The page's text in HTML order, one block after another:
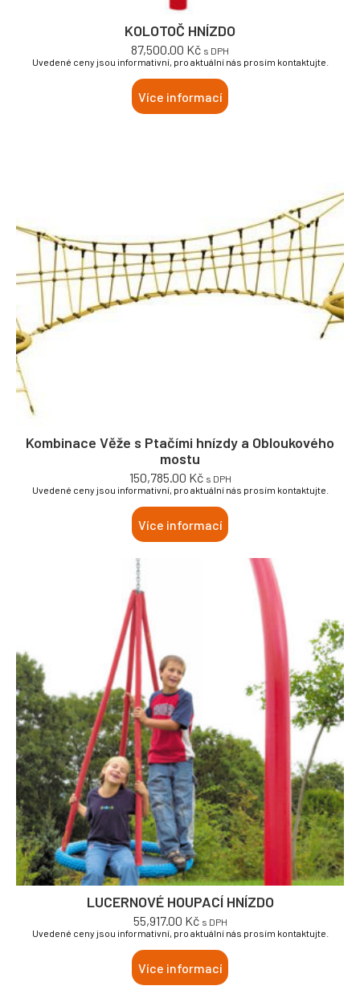
KOLOTOČ HNÍZDO
87,500.00 Kč s DPH
Uvedené ceny jsou informativní, pro aktuální nás prosím kontaktujte.
Více informací
Kombinace Věže s Ptačími hnízdy a Obloukového
mostu
150,785.00 Kč s DPH
Uvedené ceny jsou informativní, pro aktuální nás prosím kontaktujte.
Více informací
LUCERNOVÉ HOUPACÍ HNÍZDO
55,917.00 Kč s DPH
Uvedené ceny jsou informativní, pro aktuální nás prosím kontaktujte.
Více informací